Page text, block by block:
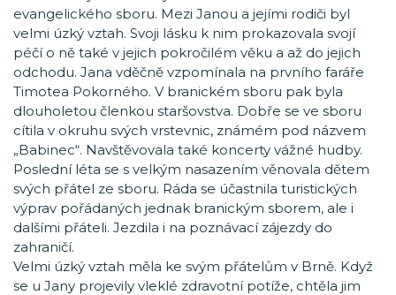
evangelického sboru. Mezi Janou a jejími rodiči byl
velmi úzký vztah. Svoji lásku k nim prokazovala svojí
péčí o ně také v jejich pokročilém věku a až do jejich
odchodu. Jana vděčně vzpomínala na prvního faráře
Timotea Pokorného. V branickém sboru pak byla
dlouholetou členkou staršovstva. Dobře se ve sboru
cítila v okruhu svých vrstevnic, známém pod názvem
„Babinec“. Navštěvovala také koncerty vážné hudby.
Poslední léta se s velkým nasazením věnovala dětem
svých přátel ze sboru. Ráda se účastnila turistických
výprav pořádaných jednak branickým sborem, ale i
dalšími přáteli. Jezdila i na poznávací zájezdy do
zahraničí.
Velmi úzký vztah měla ke svým přátelům v Brně. Když
se u Jany projevily vleklé zdravotní potíže, chtěla jim